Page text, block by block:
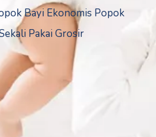
Bayi Ekonomis Popok
Pakai Grosir